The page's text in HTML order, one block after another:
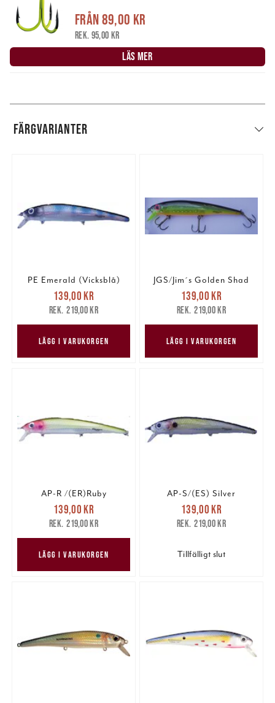
Från89,00 kr
Rek. 95,00 kr
LÄS MER
FÄRGVARIANTER
PE Emerald (Vicksblå)
Nuvarande pris
139,00 krTidigare pris
219,00 kr
139,00 kr
219,00 kr
LÄGG I VARUKORGEN
JGS/Jim´s Golden Shad
Nuvarande pris
139,00 krTidigare pris
219,00 kr
139,00 kr
219,00 kr
LÄGG I VARUKORGEN
AP-R /(ER)Ruby
Nuvarande pris
139,00 krTidigare pris
219,00 kr
139,00 kr
219,00 kr
LÄGG I VARUKORGEN
AP-S/(ES) Silver
Nuvarande pris
139,00 krTidigare pris
219,00 kr
139,00 kr
219,00 kr
Tillfälligt slut